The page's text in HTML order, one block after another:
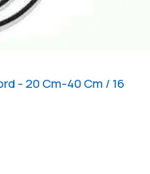
- 20 Cm-40 Cm / 16